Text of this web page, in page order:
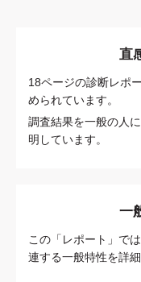
直
18ページの診断レポ
められています。
調査結果を一般の人
明しています。
一
この「レポート」で
連する一般特性を詳細